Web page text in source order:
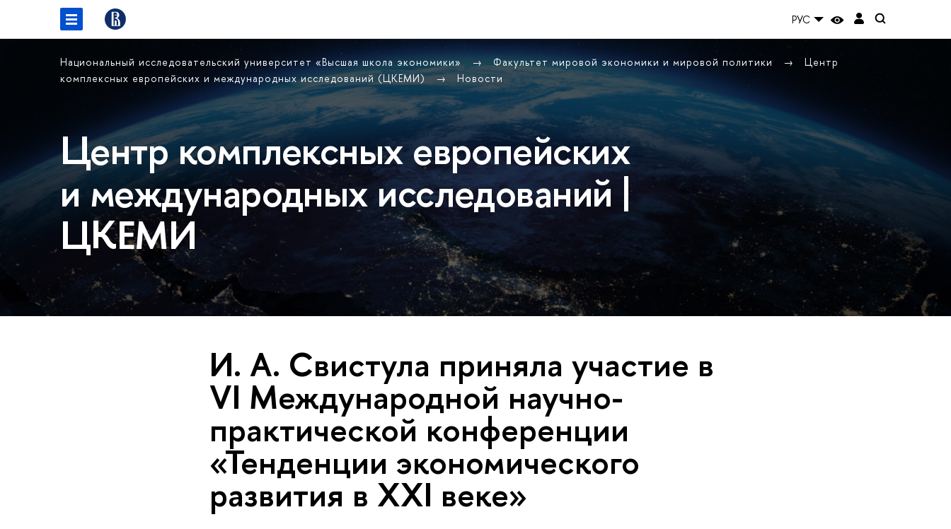
РУС
Национальный исследовательский университет «Высшая школа экономики» Факультет мировой экономики и мировой политики
Центр
комплексных европейских и международных исследований (ЦКЕМИ)
Новости
Центр комплексных европейских
и международных исследований |
ЦКЕМИ
И. А. Свистула приняла участие в
VI Международной научно-
практической конференции
«Тенденции экономического
развития в XXI веке»